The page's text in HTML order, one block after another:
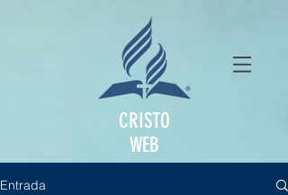
CRISTO
WEB
Entrada